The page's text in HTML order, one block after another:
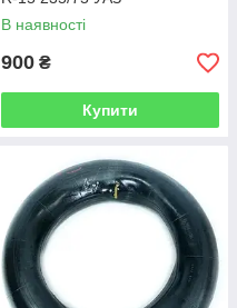
В наявності
900 ₴
Купити